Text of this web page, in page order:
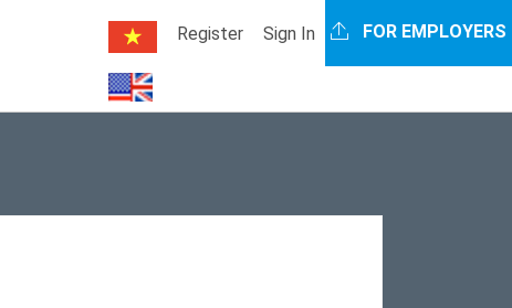
Register Sign In FOR EMPLOYERS